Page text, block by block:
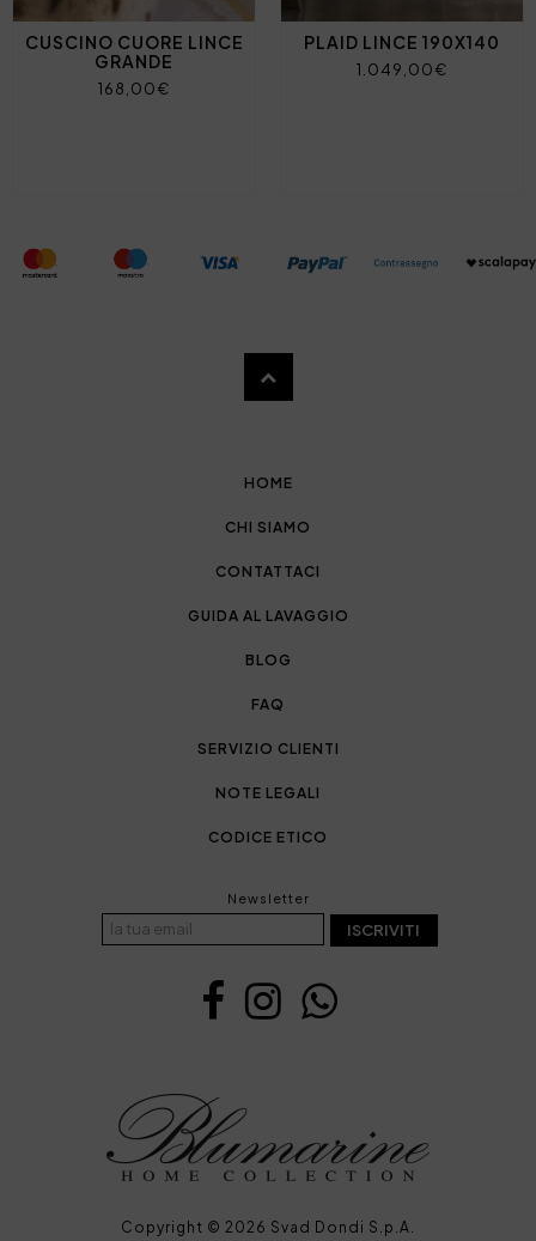
CUSCINO CUORE LINCE
GRANDE
168,00€
PLAID LINCE 190X140
1.049,00€
HOME
CHI SIAMO
CONTATTACI
GUIDA AL LAVAGGIO
BLOG
FAQ
SERVIZIO CLIENTI
NOTE LEGALI
CODICE ETICO
Newsletter
ISCRIVITI
Copyright © 2026 Svad Dondi S.p.A.